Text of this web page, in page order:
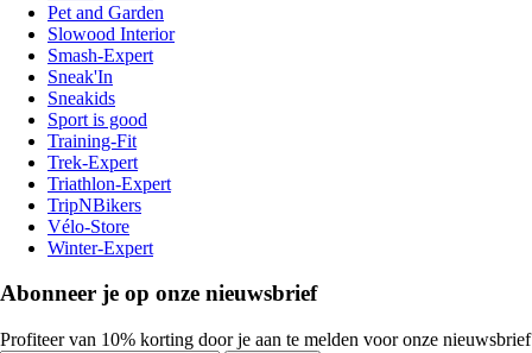
Pet and Garden
Slowood Interior
Smash-Expert
Sneak'In
Sneakids
Sport is good
Training-Fit
Trek-Expert
Triathlon-Expert
TripNBikers
Vélo-Store
Winter-Expert
Abonneer je op onze nieuwsbrief
Profiteer van 10% korting door je aan te melden voor onze nieuwsbrief